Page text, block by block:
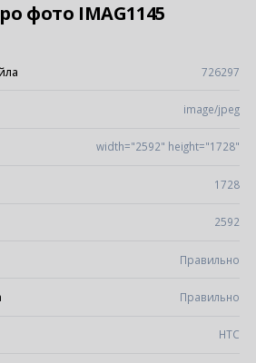
фото IMAG1145
726297
image/jpeg
width="2592" height="1728"
1728
2592
Правильно
Правильно
HTC